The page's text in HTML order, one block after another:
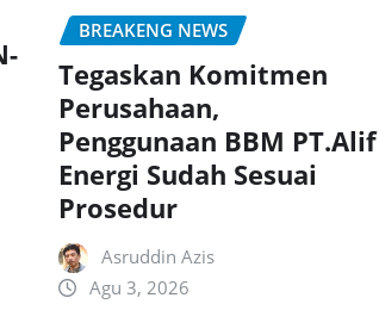
BREAKENG NEWS
Tegaskan Komitmen
Perusahaan,
Penggunaan BBM PT.Alif
Energi Sudah Sesuai
Prosedur
Asruddin Azis
Agu 3, 2026